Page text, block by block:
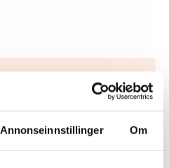
Annonseinnstillinger Om